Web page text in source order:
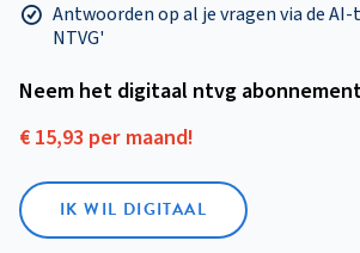
Antwoorden op al je vragen via de
NTVG'
Neem het digitaal ntvg
€ 15,93 per maand!
IK WIL DIGITAAL